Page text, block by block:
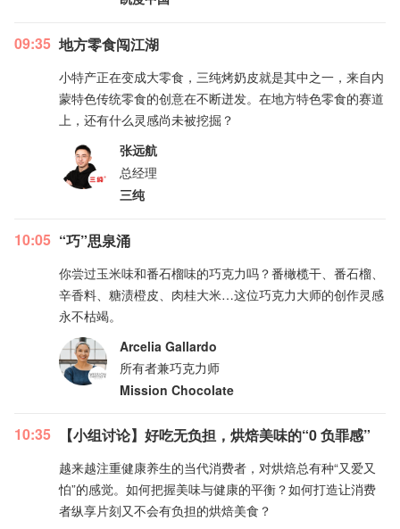
09:35 地方零食闯江湖
小特产正在变成大零食，三纯烤奶皮就是其中之一，来自内
蒙特色传统零食的创意在不断迸发。在地方特色零食的赛道
上，还有什么灵感尚未被挖掘？
张远航
总经理
三纯
10:05 “巧”思泉涌
你尝过玉米味和番石榴味的巧克力吗？番橄榄干、番石榴、
辛香料、糖渍橙皮、肉桂大米…这位巧克力大师的创作灵感
永不枯竭。
Arcelia Gallardo
所有者兼巧克力师
Mission Chocolate
10:35 【小组讨论】好吃无负担，烘焙美味的“0 负罪感”
越来越注重健康养生的当代消费者，对烘焙总有种“又爱又
怕”的感觉。如何把握美味与健康的平衡？如何打造让消费
者纵享片刻又不会有负担的烘焙美食？